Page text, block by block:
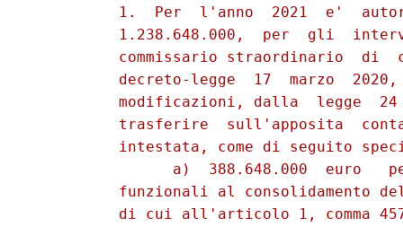
1.  Per  l'anno  2021  e'
1.238.648.000,  per  gli
commissario straordinario  di
decreto-legge  17  marzo
modificazioni, dalla  legge
trasferire  sull'apposita
intestata, come di seguito
a)  388.648.000  euro
funzionali al consolidamento
di cui all'articolo 1, comma